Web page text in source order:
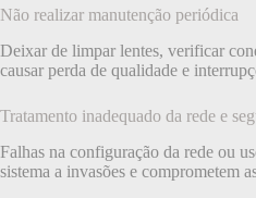
Não realizar manutenção periódica
Deixar de limpar lentes, verificar
causar perda de qualidade e
Tratamento inadequado da rede e
Falhas na configuração da rede ou
sistema a invasões e comprometem